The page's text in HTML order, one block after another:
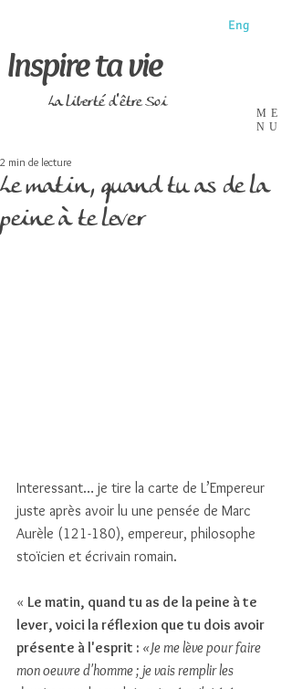
Inspire ta vie
La liberté d'être Soi
ME
NU
Eng
Le matin, quand tu as de la
peine à te lever
2 min de lecture
Interessant… je tire la carte de L’Empereur
juste après avoir lu une pensée de Marc
Aurèle (121-180), empereur, philosophe
stoïcien et écrivain romain.
« Le matin, quand tu as de la peine à te
lever, voici la réflexion que tu dois avoir
présente à l'esprit : «Je me lève pour faire
mon oeuvre d'homme ; je vais remplir les